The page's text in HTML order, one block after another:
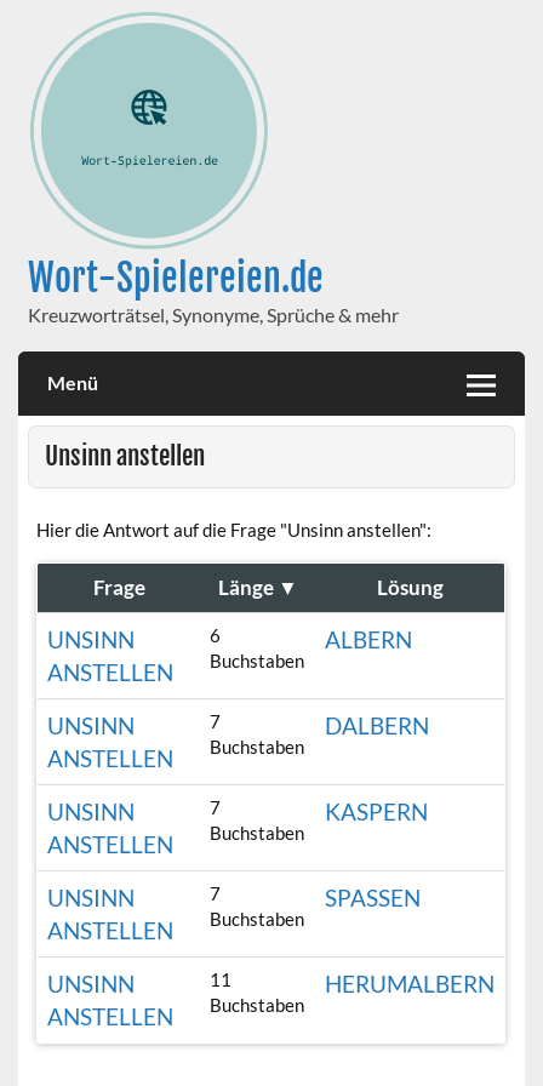
Wort-Spielereien.de
Kreuzworträtsel, Synonyme, Sprüche & mehr
Menü
Unsinn anstellen
Hier die Antwort auf die Frage "Unsinn anstellen":
Frage Länge ▼ Lösung
UNSINN
ANSTELLEN
6
Buchstaben
ALBERN
UNSINN
ANSTELLEN
7
Buchstaben
DALBERN
UNSINN
ANSTELLEN
7
Buchstaben
KASPERN
UNSINN
ANSTELLEN
7
Buchstaben
SPASSEN
UNSINN
ANSTELLEN
11
Buchstaben
HERUMALBERN